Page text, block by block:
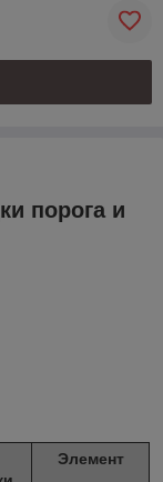
порога и
Элемент